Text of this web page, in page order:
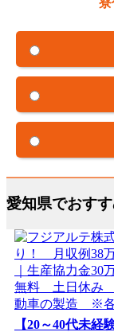
寮
愛知県でおす
【20～40代未経